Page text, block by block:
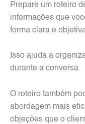
Prepare um roteiro
informações que
forma clara e
Isso ajuda a
durante a conversa.
O roteiro também
abordagem mais
objeções que o